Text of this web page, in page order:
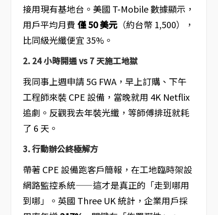
接用現有基地台。美國 T-Mobile 數據顯示，
用戶平均月費僅 50 美元（約台幣 1,500），
比同級光纖便宜 35%。
2. 24 小時開通 vs 7 天施工地獄
我同事上週申請 5G FWA，早上訂購、下午
工程師來裝 CPE 設備，當晚就用 4K Netflix
追劇。反觀我去年裝光纖，等師傅排班就耗
了 6 天。
3. 行動辦公終極解方
帶著 CPE 設備跑客戶簡報，在工地臨時架設
網路監控系統——這才是真正的「走到哪用
到哪」。英國 Three UK 統計，企業用戶採